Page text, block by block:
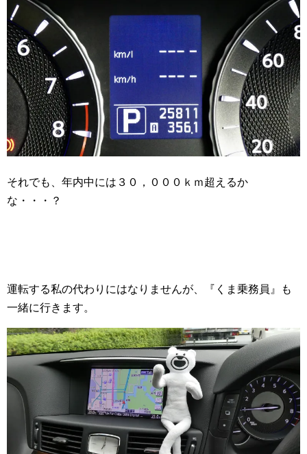
それでも、年内中には３０，０００ｋｍ超えるか
な・・・？
運転する私の代わりにはなりませんが、『くま乗務員』も
一緒に行きます。